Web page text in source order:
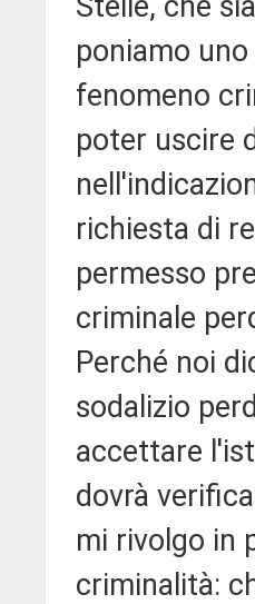
poniamo
fenomeno
poter uscire
richiesta di
permesso
criminale
Perché noi
sodalizio
accettare
dovrà
mi rivolgo in
criminalità: